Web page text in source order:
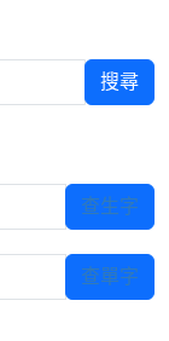
搜尋
查生字
查單字